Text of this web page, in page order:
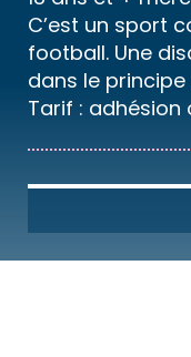
C’est un sport
football. Une
dans le
Tarif :